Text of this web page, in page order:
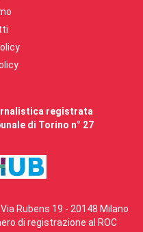
registrata
di Torino n° 27
Rubens 19 - 20148 Milano
di registrazione al ROC